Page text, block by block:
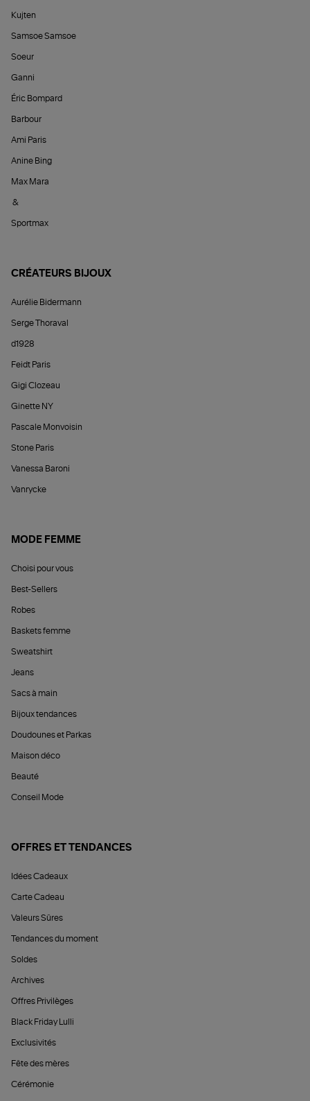
Kujten
Samsoe Samsoe
Soeur
Ganni
Éric Bompard
Barbour
Ami Paris
Anine Bing
Max Mara
&
Sportmax
CRÉATEURS BIJOUX
Aurélie Bidermann
Serge Thoraval
d1928
Feidt Paris
Gigi Clozeau
Ginette NY
Pascale Monvoisin
Stone Paris
Vanessa Baroni
Vanrycke
MODE FEMME
Choisi pour vous
Best-Sellers
Robes
Baskets femme
Sweatshirt
Jeans
Sacs à main
Bijoux tendances
Doudounes et Parkas
Maison déco
Beauté
Conseil Mode
OFFRES ET TENDANCES
Idées Cadeaux
Carte Cadeau
Valeurs Sûres
Tendances du moment
Soldes
Archives
Offres Privilèges
Black Friday Lulli
Exclusivités
Fête des mères
Cérémonie